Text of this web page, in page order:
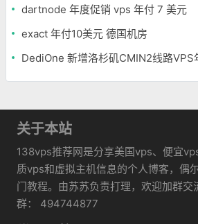
dartnode 年度促销 vps 年付 7 美元
exact 年付10美元 德国机房
关于本站
138vps推荐网是分享美国vps、便宜
质vps和虚拟主机信息的个人博客，偶
门教程。由苏苏负责打理，欢迎加群交
群： 494744877